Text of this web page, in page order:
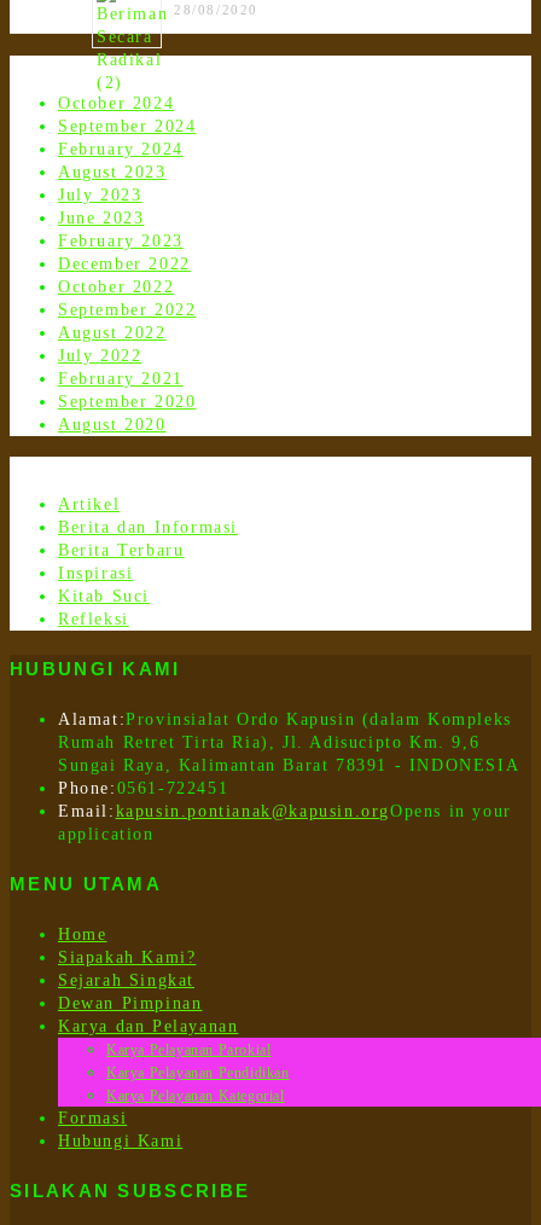
28/08/2020
October 2024
September 2024
February 2024
August 2023
July 2023
June 2023
February 2023
December 2022
October 2022
September 2022
August 2022
July 2022
February 2021
September 2020
August 2020
Artikel
Berita dan Informasi
Berita Terbaru
Inspirasi
Kitab Suci
Refleksi
HUBUNGI KAMI
Alamat:Provinsialat Ordo Kapusin (dalam Kompleks
Rumah Retret Tirta Ria), Jl. Adisucipto Km. 9,6
Sungai Raya, Kalimantan Barat 78391 - INDONESIA
Phone: 0561-722451
Email: kapusin.pontianak@kapusin.orgOpens in your
application
MENU UTAMA
Home
Siapakah Kami?
Sejarah Singkat
Dewan Pimpinan
Karya dan Pelayanan
Karya Pelayanan Parokial
Karya Pelayanan Pendidikan
Karya Pelayanan Kategorial
Formasi
Hubungi Kami
SILAKAN SUBSCRIBE